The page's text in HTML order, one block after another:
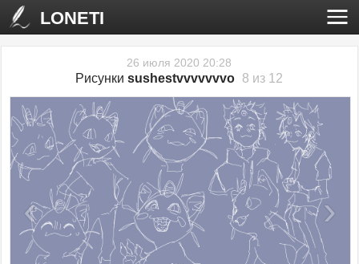
LONETI
26 июля 2020 20:28
Рисункиsushestvvvvvvvo 8 из 12
‹ ›